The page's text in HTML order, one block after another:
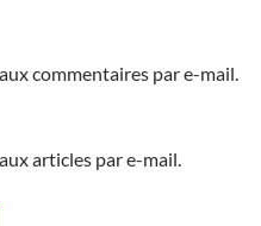
commentaires par e-mail.
articles par e-mail.